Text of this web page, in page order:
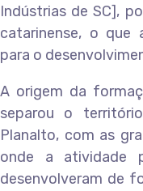
Indústrias de SC],
catarinense, o que
para o
A origem da
separou o
Planalto, com as
onde a atividade
desenvolveram de